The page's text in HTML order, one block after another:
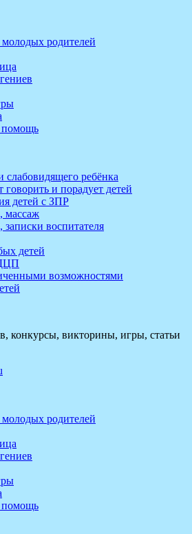
родителей
помощь
слабовидящего ребёнка
говорить и порадует детей
детей с ЗПР
массаж
воспитателя
детей
возможностями
конкурсы, викторины, игры, статьи
родителей
помощь